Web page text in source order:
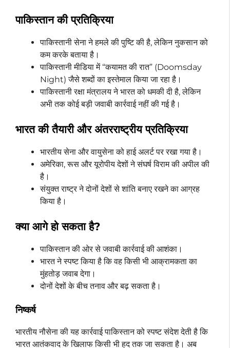
पाकिस्तान की प्रतिक्रिया
पाकिस्तानी सेना ने हमले की पुष्टि की है, लेकिन नुकसान को
कम करके बताया है।
पाकिस्तानी मीडिया में “कयामत की रात” (Doomsday
Night) जैसे शब्दों का इस्तेमाल किया जा रहा है।
पाकिस्तानी रक्षा मंत्रालय ने भारत को धमकी दी है, लेकिन
अभी तक कोई बड़ी जवाबी कार्रवाई नहीं की गई है।
भारत की तैयारी और अंतरराष्ट्रीय प्रतिक्रिया
भारतीय सेना और वायुसेना को हाई अलर्ट पर रखा गया है।
अमेरिका, रूस और यूरोपीय देशों ने संघर्ष विराम की अपील की
है।
संयुक्त राष्ट्र ने दोनों देशों से शांति बनाए रखने का आग्रह
किया है।
क्या आगे हो सकता है?
पाकिस्तान की ओर से जवाबी कार्रवाई की आशंका।
भारत ने स्पष्ट किया है कि वह किसी भी आक्रामकता का
मुंहतोड़ जवाब देगा।
दोनों देशों के बीच तनाव और बढ़ सकता है।
निष्कर्ष
भारतीय नौसेना की यह कार्रवाई पाकिस्तान को स्पष्ट संदेश देती है कि
भारत आतंकवाद के खिलाफ किसी भी हद तक जा सकता है। अब